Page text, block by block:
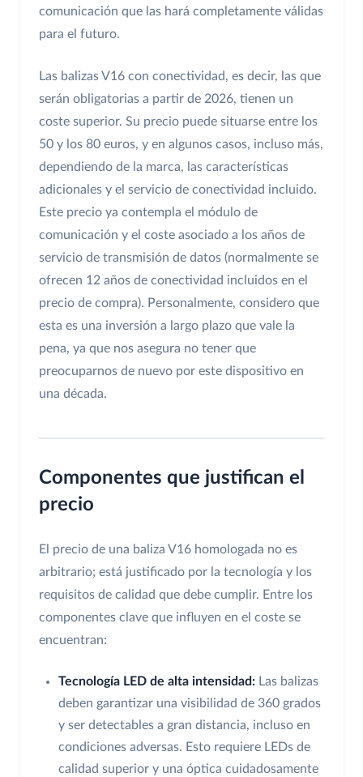
comunicación que las hará completamente válidas
para el futuro.
Las balizas V16 con conectividad, es decir, las que
serán obligatorias a partir de 2026, tienen un
coste superior. Su precio puede situarse entre los
50 y los 80 euros, y en algunos casos, incluso más,
dependiendo de la marca, las características
adicionales y el servicio de conectividad incluido.
Este precio ya contempla el módulo de
comunicación y el coste asociado a los años de
servicio de transmisión de datos (normalmente se
ofrecen 12 años de conectividad incluidos en el
precio de compra). Personalmente, considero que
esta es una inversión a largo plazo que vale la
pena, ya que nos asegura no tener que
preocuparnos de nuevo por este dispositivo en
una década.
Componentes que justifican el
precio
El precio de una baliza V16 homologada no es
arbitrario; está justificado por la tecnología y los
requisitos de calidad que debe cumplir. Entre los
componentes clave que influyen en el coste se
encuentran:
Tecnología LED de alta intensidad: Las balizas
deben garantizar una visibilidad de 360 grados
y ser detectables a gran distancia, incluso en
condiciones adversas. Esto requiere LEDs de
calidad superior y una óptica cuidadosamente